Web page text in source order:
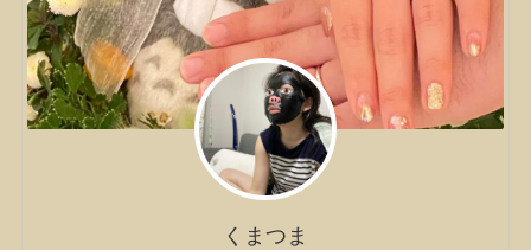
くまつま